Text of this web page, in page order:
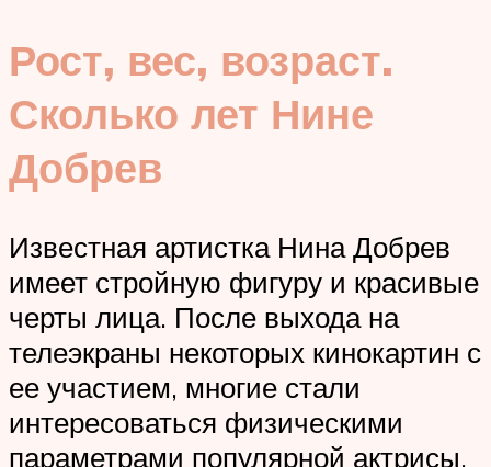
Рост, вес, возраст.
Сколько лет Нине
Добрев
Известная артистка Нина Добрев
имеет стройную фигуру и красивые
черты лица. После выхода на
телеэкраны некоторых кинокартин с
ее участием, многие стали
интересоваться физическими
параметрами популярной актрисы,